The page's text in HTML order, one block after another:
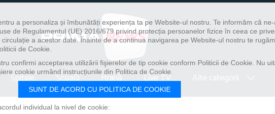
Spitale Școală Hrană Live TV
a personaliza și îmbunătăți experiența ta pe Website-ul nostru. Te informăm că
de Regulamentul (UE) 2016/679 privind protecția persoanelor fizice în ceea ce
a acestor date. Înainte de a continua navigarea pe Website-ul nostru te
de Cookie.
confirmi acceptarea utilizării fişierelor de tip cookie conform Politicii de Cookie. Nu
cookie urmând instrucțiunile din Politica de Cookie.
SUNT DE ACORD CU POLITICA DE COOKIE
individual la nivel de cookie: